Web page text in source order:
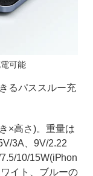
可能
るパススルー充
×高さ)。重量は
3A、9V/2.22
10/15W(iPhon
イト、ブルーの